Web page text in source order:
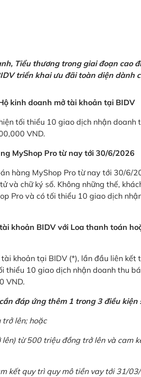
Tiểu thương trong giai đoạn cao
triển khai ưu đãi toàn diện dành
kinh doanh mở tài khoản tại BIDV
tối thiểu 10 giao dịch nhận
VND.
MyShop Pro từ nay tới 30/6/2026
hàng MyShop Pro từ nay tới 30/6/
và chữ ký số. Không những thế,
Pro và có tối thiểu 10 giao dịch
khoản BIDV với Loa thanh toán
khoản tại BIDV (*), lần đầu liên
thiểu 10 giao dịch nhận doanh thu
VND.
đáp ứng thêm 1 trong 3 điều
lên; hoặc
từ 500 triệu đồng trở lên và cam
kết quy trì quy mô tiền vay tới 31/